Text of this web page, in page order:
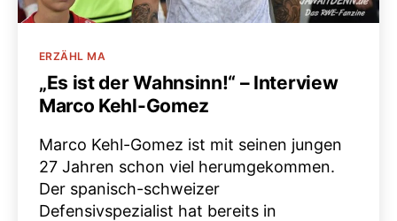
Kategorien
ERZÄHL MA
„Es ist der Wahnsinn!“ – Interview
Marco Kehl-Gomez
Marco Kehl-Gomez ist mit seinen jungen
27 Jahren schon viel herumgekommen.
Der spanisch-schweizer
Defensivspezialist hat bereits in